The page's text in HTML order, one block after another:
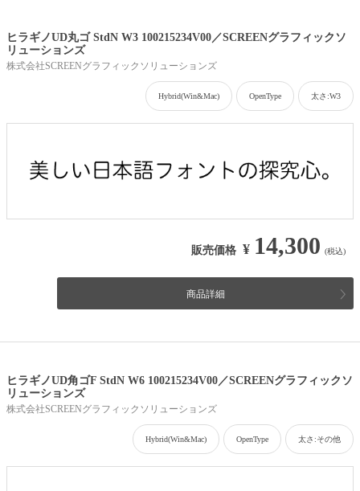
ヒラギノUD丸ゴ StdN W3 100215234V00／SCREENグラフィックソ
リューションズ
株式会社SCREENグラフィックソリューションズ
Hybrid(Win&Mac) OpenType 太さ:W3
販売価格 ¥ 14,300 (税込)
商品詳細
ヒラギノUD角ゴF StdN W6 100215234V00／SCREENグラフィックソ
リューションズ
株式会社SCREENグラフィックソリューションズ
Hybrid(Win&Mac) OpenType 太さ:その他